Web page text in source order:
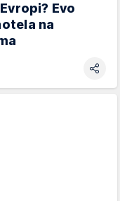
Evo
na